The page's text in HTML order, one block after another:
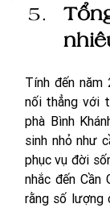
Tính đến năm
nối thẳng với
phà Bình
sinh nhỏ như
phục vụ đời
nhắc đến
rằng số lượng